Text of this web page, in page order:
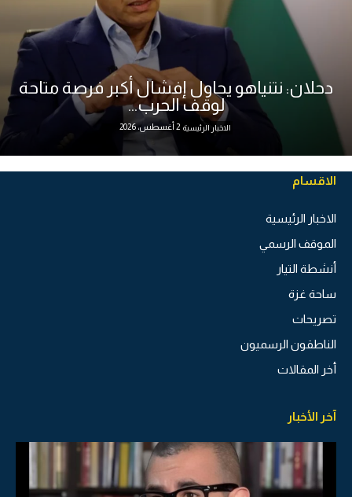
دحلان: نتنياهو يحاول إفشال أكبر فرصة متاحة
لوقف الحرب...
الاخبار الرئيسية 2 أغسطس، 2026
الاقسام
الاخبار الرئيسية
الموقف الرسمي
أنشطة التيار
ساحة غزة
تصريحات
الناطقون الرسميون
أخر المقالات
آخر الأخبار